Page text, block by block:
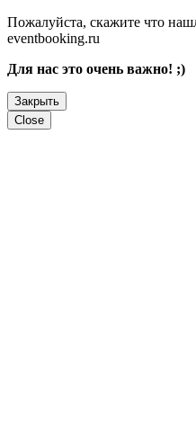
Пожалуйста, скажите что
eventbooking.ru
Для нас это очень важно! ;)
Закрыть
Close